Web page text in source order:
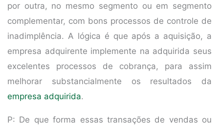
por outra, no mesmo segmento ou em segmento
complementar, com bons processos de controle de
inadimplência. A lógica é que após a aquisição, a
empresa adquirente implemente na adquirida seus
excelentes processos de cobrança, para assim
melhorar substancialmente os resultados da
empresa adquirida.
P: De que forma essas transações de vendas ou